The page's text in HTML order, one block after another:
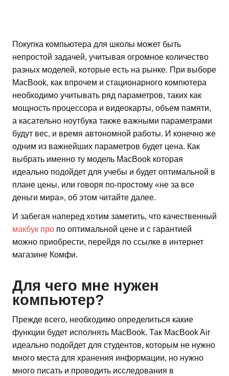
Покупка компьютера для школы может быть
непростой задачей, учитывая огромное количество
разных моделей, которые есть на рынке. При выборе
MacBook, как впрочем и стационарного компютера
необходимо учитывать ряд параметров, таких как
мощность процессора и видеокарты, объем памяти,
а касательно ноутбука также важными параметрами
будут вес, и время автономной работы. И конечно же
одним из важнейших параметров будет цена. Как
выбрать именно ту модель MacBook которая
идеально подойдет для учебы и будет оптимальной в
плане цены, или говоря по-простому «не за все
деньги мира», об этом читайте далее.
И забегая наперед хотим заметить, что качественный
макбук про по оптимальной цене и с гарантией
можно приобрести, перейдя по ссылке в интернет
магазине Комфи.
Для чего мне нужен
компьютер?
Прежде всего, необходимо определиться какие
функции будет исполнять MacBook. Так MacBook Air
идеально подойдет для студентов, которым не нужно
много места для хранения информации, но нужно
много писать и проводить исследования в